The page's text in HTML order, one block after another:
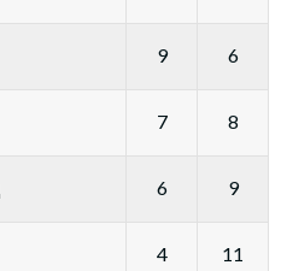
9 6
7 8
6 9
4 11